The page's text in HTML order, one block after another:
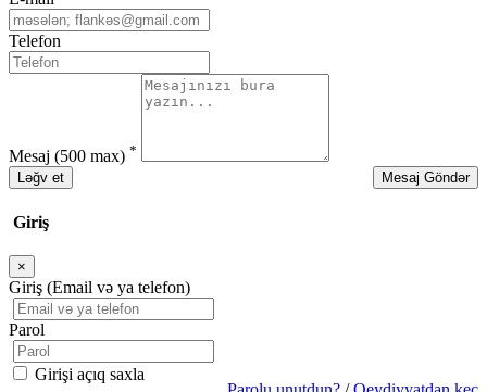
Telefon
Mesaj (500 max) *
Ləğv et
Mesaj Göndər
Giriş
×
Bağla
Giriş (Email və ya telefon)
Parol
Girişi açıq saxla